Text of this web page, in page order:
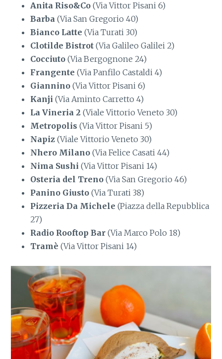
Anita Riso&Co (Via Vittor Pisani 6)
Barba (Via San Gregorio 40)
Bianco Latte (Via Turati 30)
Clotilde Bistrot (Via Galileo Galilei 2)
Cocciuto (Via Bergognone 24)
Frangente (Via Panfilo Castaldi 4)
Giannino (Via Vittor Pisani 6)
Kanji (Via Aminto Carretto 4)
La Vineria 2 (Viale Vittorio Veneto 30)
Metropolis (Via Vittor Pisani 5)
Napiz (Viale Vittorio Veneto 30)
Nhero Milano (Via Felice Casati 44)
Nima Sushi (Via Vittor Pisani 14)
Osteria del Treno (Via San Gregorio 46)
Panino Giusto (Via Turati 38)
Pizzeria Da Michele (Piazza della Repubblica
27)
Radio Rooftop Bar (Via Marco Polo 18)
Tramè (Via Vittor Pisani 14)